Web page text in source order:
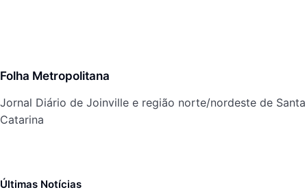
Folha Metropolitana
Jornal Diário de Joinville e região norte/nordeste de Santa
Catarina
Últimas Notícias